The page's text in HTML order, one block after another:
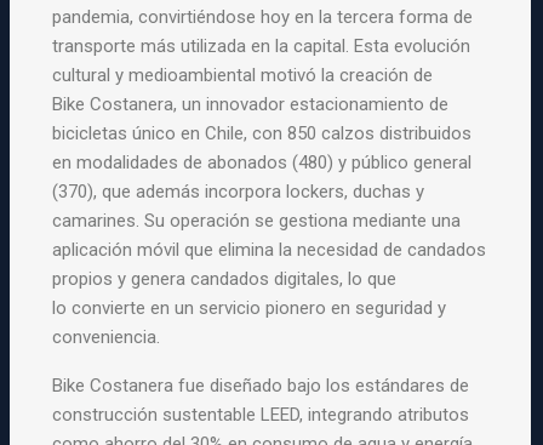
pandemia, convirtiéndose hoy en latercera forma de
transporte más utilizada en la capital. Estaevolución
cultural y medioambiental motivó la creación de
BikeCostanera, un innovador estacionamiento de
bicicletas único en Chile,con 850 calzos distribuidos
en modalidades de abonados (480) y públicogeneral
(370), que además incorpora lockers, duchas y
camarines. Suoperación se gestiona mediante una
aplicación móvil que elimina lanecesidad de candados
propios y genera candados digitales, lo que
loconvierte en un servicio pionero en seguridad y
conveniencia.
Bike Costanera fue diseñado bajo los estándares de
construcción sustentable LEED, integrando atributos